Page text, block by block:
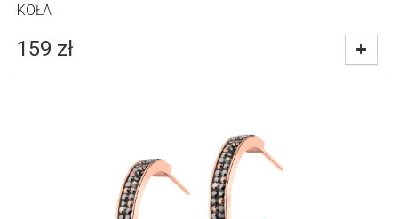
KOŁA
159 zł